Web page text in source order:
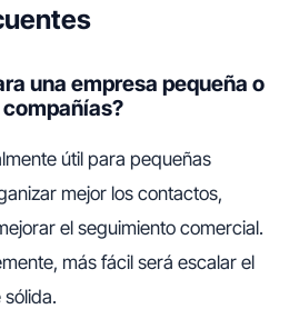
una empresa pequeña o
útil para pequeñas
mejor los contactos,
el seguimiento comercial.
más fácil será escalar el